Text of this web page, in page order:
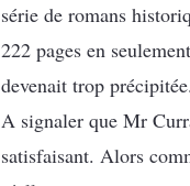
série de romans
222 pages en
devenait trop
A signaler que Mr
satisfaisant. Alors